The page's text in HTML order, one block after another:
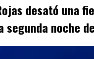
desató una
noche